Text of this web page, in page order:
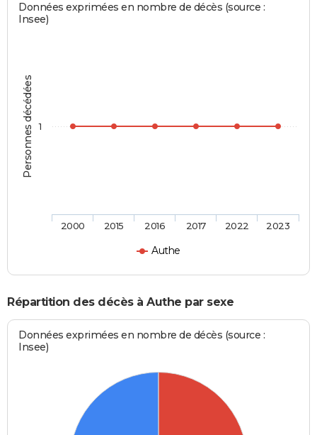
Personnes décédées
Données exprimées en nombre de décès (source :
Insee)
Authe
2000 2015 2016 2017 2022 2023
1
Répartition des décès à Authe par sexe
Données exprimées en nombre de décès (source :
Insee)